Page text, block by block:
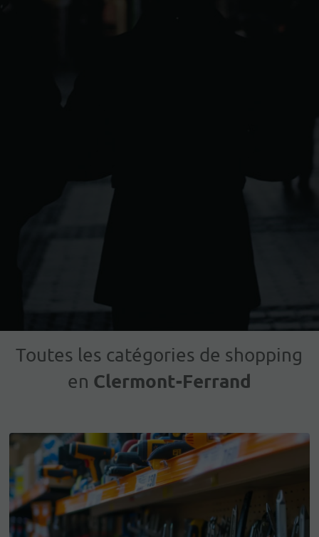
Toutes les catégories de shopping
en Clermont-Ferrand